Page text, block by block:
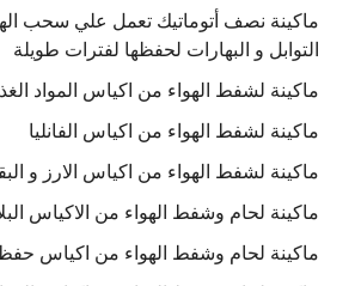
ماكينة نصف أتوماتيك تعمل علي سحب
التوابل و البهارات لحفظها لفترات طويلة
ماكينة لشفط الهواء من اكياس المواد
ماكينة لشفط الهواء من اكياس الفانليا
ماكينة لشفط الهواء من اكياس الارز و
ماكينة لحام وشفط الهواء من الاكياس
ماكينة لحام وشفط الهواء من اكياس